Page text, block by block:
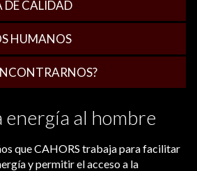
DE CALIDAD
HUMANOS
al hombre
que CAHORS trabaja para facilitar
y permitir el acceso a la